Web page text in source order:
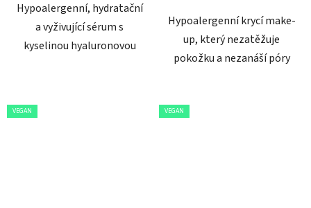
hvězdiček.
Hypoalergenní, hydratační
a vyživující sérum s
kyselinou hyaluronovou
Hypoalergenní krycí make-
up, který nezatěžuje
pokožku a nezanáší póry
VEGAN VEGAN